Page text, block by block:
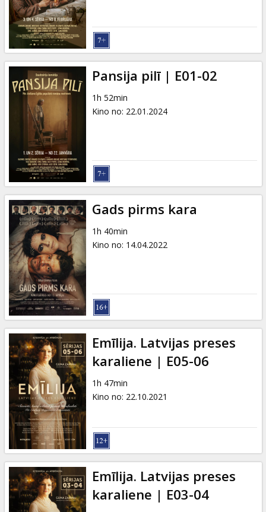
Pansija pilī | E01-02
1h 52min
Kino no: 22.01.2024
Gads pirms kara
1h 40min
Kino no: 14.04.2022
Emīlija. Latvijas preses
karaliene | E05-06
1h 47min
Kino no: 22.10.2021
Emīlija. Latvijas preses
karaliene | E03-04